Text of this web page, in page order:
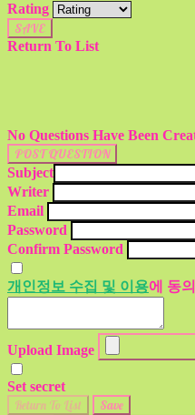
Rating
SAVE
Return To List
No Questions Have Been
POST QUESTION
Subject
Writer
Email
Password
Confirm Password
개인정보 수집 및 이용에 동
Upload Image
Set secret
Return To List Save